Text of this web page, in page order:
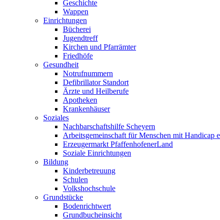
Geschichte
Wappen
Einrichtungen
Bücherei
Jugendtreff
Kirchen und Pfarrämter
Friedhöfe
Gesundheit
Notrufnummern
Defibrillator Standort
Ärzte und Heilberufe
Apotheken
Krankenhäuser
Soziales
Nachbarschaftshilfe Scheyern
Arbeitsgemeinschaft für Menschen mit Handicap
Erzeugermarkt PfaffenhofenerLand
Soziale Einrichtungen
Bildung
Kinderbetreuung
Schulen
Volkshochschule
Grundstücke
Bodenrichtwert
Grundbucheinsicht